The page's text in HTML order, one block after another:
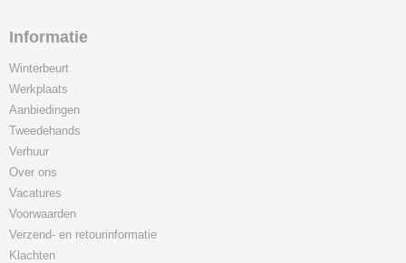
Informatie
Winterbeurt
Werkplaats
Aanbiedingen
Tweedehands
Verhuur
Over ons
Vacatures
Voorwaarden
Verzend- en retourinformatie
Klachten